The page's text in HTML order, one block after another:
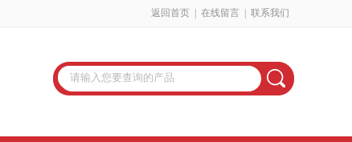
返回首页 在线留言 联系我们